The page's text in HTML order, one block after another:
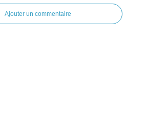
Ajouter un commentaire